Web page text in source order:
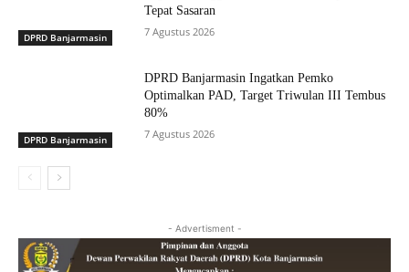
DPRD Banjarmasin
Tepat Sasaran
7 Agustus 2026
DPRD Banjarmasin
DPRD Banjarmasin Ingatkan Pemko
Optimalkan PAD, Target Triwulan III Tembus
80%
7 Agustus 2026
- Advertisment -